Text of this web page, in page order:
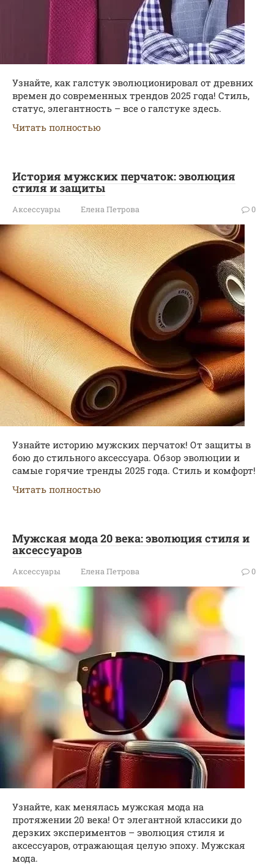
Узнайте, как галстук эволюционировал от древних
времен до современных трендов 2025 года! Стиль,
статус, элегантность – все о галстуке здесь.
Читать полностью
История мужских перчаток: эволюция
стиля и защиты
Аксессуары Елена Петрова 0
Узнайте историю мужских перчаток! От защиты в
бою до стильного аксессуара. Обзор эволюции и
самые горячие тренды 2025 года. Стиль и комфорт!
Читать полностью
Мужская мода 20 века: эволюция стиля и
аксессуаров
Аксессуары Елена Петрова 0
Узнайте, как менялась мужская мода на
протяжении 20 века! От элегантной классики до
дерзких экспериментов – эволюция стиля и
аксессуаров, отражающая целую эпоху. Мужская
мода.